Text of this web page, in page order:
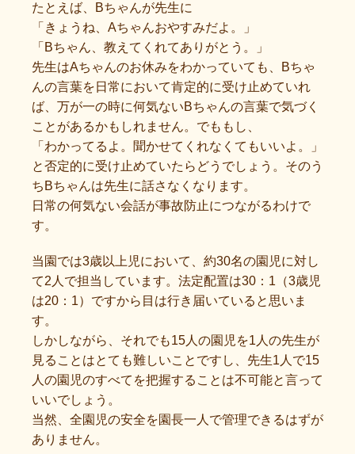
たとえば、Bちゃんが先生に
「きょうね、Aちゃんおやすみだよ。」
「Bちゃん、教えてくれてありがとう。」
先生はAちゃんのお休みをわかっていても、Bちゃ
んの言葉を日常において肯定的に受け止めていれ
ば、万が一の時に何気ないBちゃんの言葉で気づく
ことがあるかもしれません。でももし、
「わかってるよ。聞かせてくれなくてもいいよ。」
と否定的に受け止めていたらどうでしょう。そのう
ちBちゃんは先生に話さなくなります。
日常の何気ない会話が事故防止につながるわけで
す。
当園では3歳以上児において、約30名の園児に対し
て2人で担当しています。法定配置は30：1（3歳児
は20：1）ですから目は行き届いていると思いま
す。
しかしながら、それでも15人の園児を1人の先生が
見ることはとても難しいことですし、先生1人で15
人の園児のすべてを把握することは不可能と言って
いいでしょう。
当然、全園児の安全を園長一人で管理できるはずが
ありません。